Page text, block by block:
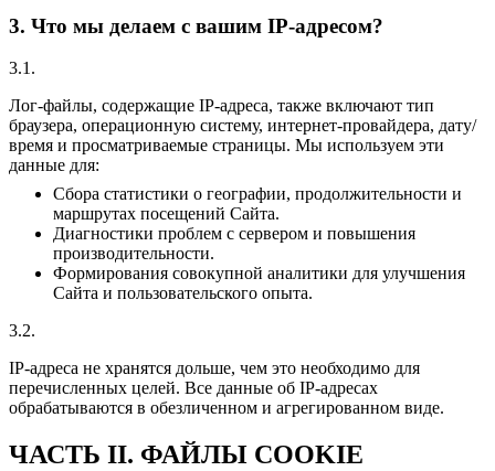
3. Что мы делаем с вашим IP-адресом?
3.1.
Лог-файлы, содержащие IP-адреса, также включают тип
браузера, операционную систему, интернет-провайдера, дату/
время и просматриваемые страницы. Мы используем эти
данные для:
Сбора статистики о географии, продолжительности и
маршрутах посещений Сайта.
Диагностики проблем с сервером и повышения
производительности.
Формирования совокупной аналитики для улучшения
Сайта и пользовательского опыта.
3.2.
IP-адреса не хранятся дольше, чем это необходимо для
перечисленных целей. Все данные об IP-адресах
обрабатываются в обезличенном и агрегированном виде.
ЧАСТЬ II. ФАЙЛЫ COOKIE